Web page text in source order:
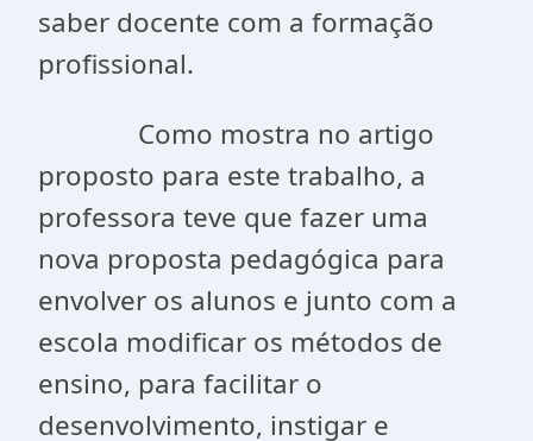
saber docente com a formação
profissional.
Como mostra no artigo
proposto para este trabalho, a
professora teve que fazer uma
nova proposta pedagógica para
envolver os alunos e junto com a
escola modificar os métodos de
ensino, para facilitar o
desenvolvimento, instigar e